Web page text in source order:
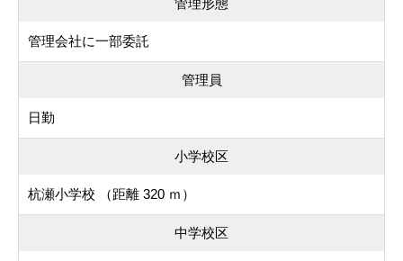
管理会社に一部委託
管理員
日勤
小学校区
杭瀬小学校 （距離 320 ｍ）
中学校区